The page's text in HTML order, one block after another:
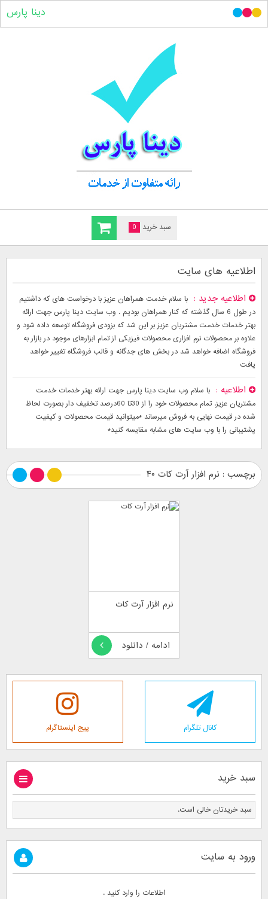
سبد خرید 0
دینا پارس
اطلاعیه های سایت
اطلاعیه جدید
با سلام خدمت همراهان عزیز با درخواست های که داشتیم
در طول 6 سال گذشته که کنار همراهان بودیم . وب سایت دینا پارس جهت ارائه
بهتر خدمات خدمت مشتریان عزیز بر این شد که بزودی فروشگاه توسعه داده شود و
علاوه بر محصولات نرم افزاری محصولات فیزیکی از تمام ابزارهای موجود در بازار به
فروشگاه اضافه خواهد شد در بخش های جدگانه و قالب فروشگاه تغییر خواهد
یافت
اطلاعیه
با سلام وب سایت دینا پارس جهت ارائه بهتر خدمات خدمت
مشتریان عزیز. تمام محصولات خود را از 30تا 60درصد تخفیف دار بصورت لحاظ
شده در قیمت نهایی به فروش میرساند *میتوانید قیمت محصولات و کیفیت
پشتیبانی را با وب سایت های مشابه مقایسه کنید*
برچسب : نرم افزار آرت کات ۴۰
نرم افزار آرت کات
ادامه / دانلود
کانال تلگرام پیج اینستاگرام
سبد خرید
سبد خریدتان خالی است.
ورود به سایت
اطلاعات را وارد کنید .